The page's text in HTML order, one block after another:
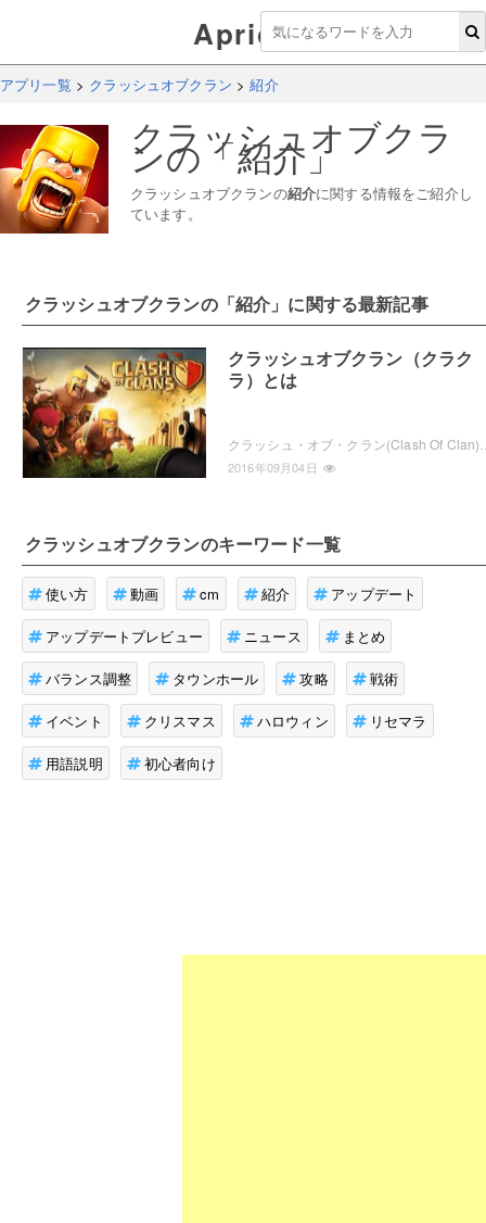
Aprico
アプリ一覧 > クラッシュオブクラン >紹介
クラッシュオブクラ
ンの「紹介」
クラッシュオブクランの紹介に関する情報をご紹介し
ています。
クラッシュオブクランの「紹介 」に関する最新記事
クラッシュオブクラン（クラク
ラ）とは
2016年09月04日
クラッシュオブクランのキーワード一覧
使い方 動画 cm 紹介 アップデート
アップデートプレビュー ニュース まとめ
バランス調整 タウンホール 攻略 戦術
イベント クリスマス ハロウィン リセマラ
用語説明 初心者向け